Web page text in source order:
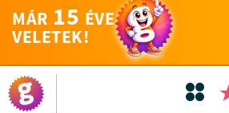
MÁR 15 ÉVE
VELETEK!